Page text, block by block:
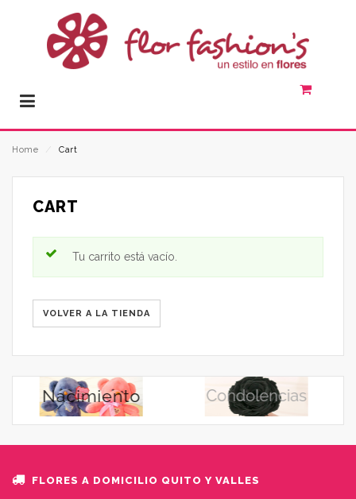
Home Cart
CART
Tu carrito está vacío.
VOLVER A LA TIENDA
FLORES A DOMICILIO QUITO Y VALLES